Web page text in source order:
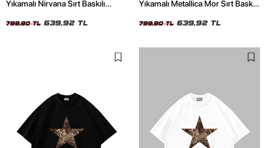
Yıkamalı Nirvana Sırt Baskılı
799,90 TL 639,92 TL
Yıkamalı Metallica Mor Sırt Baskılı
799,90 TL 639,92 TL